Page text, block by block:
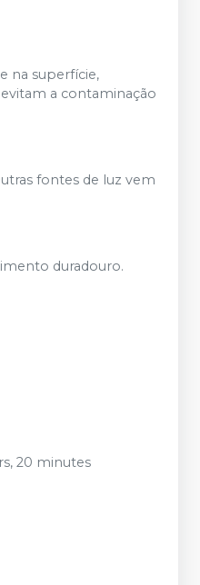
na superfície,
a contaminação
fontes de luz vem
duradouro.
20 minutes